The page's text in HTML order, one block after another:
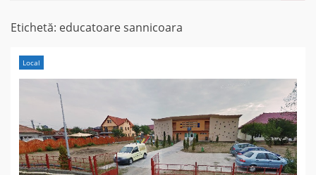
Etichetă: educatoare sannicoara
Local